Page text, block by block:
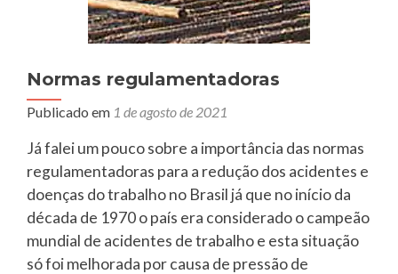
Normas regulamentadoras
Publicado em 1 de agosto de 2021
Já falei um pouco sobre a importância das normas
regulamentadoras para a redução dos acidentes e
doenças do trabalho no Brasil já que no início da
década de 1970 o país era considerado o campeão
mundial de acidentes de trabalho e esta situação
só foi melhorada por causa de pressão de